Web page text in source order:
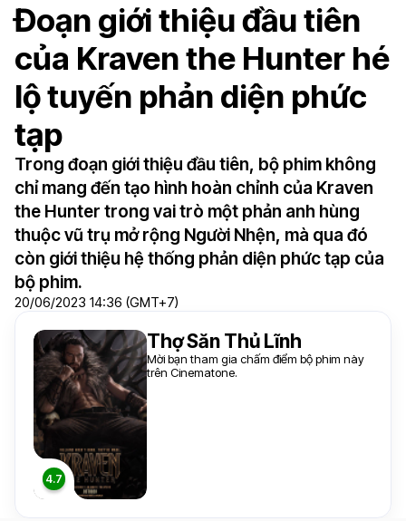
Đoạn giới thiệu đầu tiên
của Kraven the Hunter hé
lộ tuyến phản diện phức
tạp
Trong đoạn giới thiệu đầu tiên, bộ phim không
chỉ mang đến tạo hình hoàn chỉnh của Kraven
the Hunter trong vai trò một phản anh hùng
thuộc vũ trụ mở rộng Người Nhện, mà qua đó
còn giới thiệu hệ thống phản diện phức tạp của
bộ phim.
20/06/2023 14:36 (GMT+7)
Thợ Săn Thủ Lĩnh
Mời bạn tham gia chấm điểm bộ phim này
trên Cinematone.